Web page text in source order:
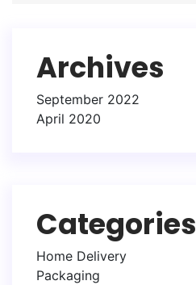
Archives
September 2022
April 2020
Categories
Home Delivery
Packaging